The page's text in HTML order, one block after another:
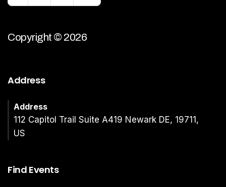
Copyright © 2026
Address
Address
112 Capitol Trail Suite A419 Newark DE, 19711,
US
Find Events